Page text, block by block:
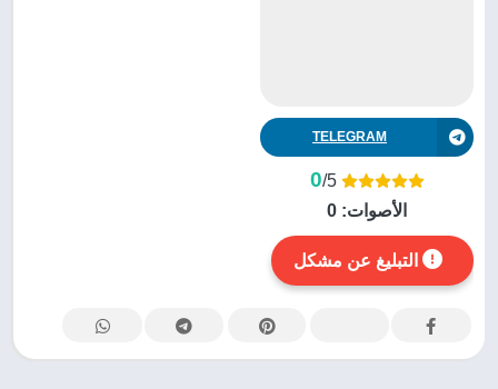
TELEGRAM
0/5
الأصوات: 0
التبليغ عن مشكل